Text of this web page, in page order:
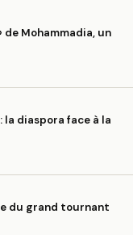
Mohammadia, un
la diaspora face à la
du grand tournant